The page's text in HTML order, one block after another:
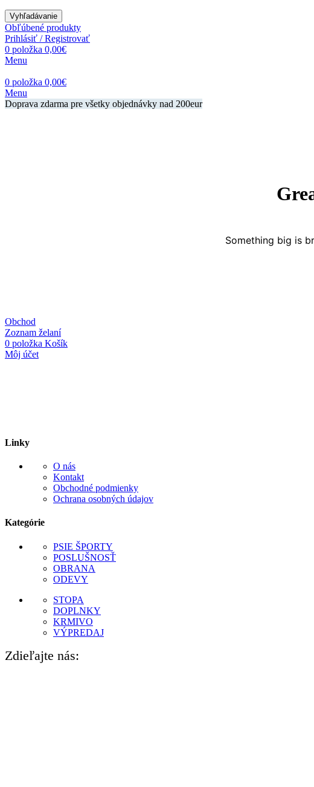
Vyhľadávanie
Obľúbené produkty
Prihlásiť / Registrovať
0 položka 0,00€
Menu
0 položka 0,00€
Menu
Doprava zdarma pre všetky objednávky nad 200eur
Something big is
Obchod
Zoznam želaní
0 položka Košík
Môj účet
Linky
O nás
Kontakt
Obchodné podmienky
Ochrana osobných údajov
Kategórie
PSIE ŠPORTY
POSLUŠNOSŤ
OBRANA
ODEVY
STOPA
DOPLNKY
KRMIVO
VÝPREDAJ
Zdieľajte nás: